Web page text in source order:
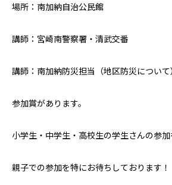
場所：南加納自治公民館
講師：宮崎南警察署・清武交番
講師：南加納防災担当（地区防災について）
参加賞があります。
小学生・中学生・高校生の学生さんの参加
親子での参加を特にお待ちしております！